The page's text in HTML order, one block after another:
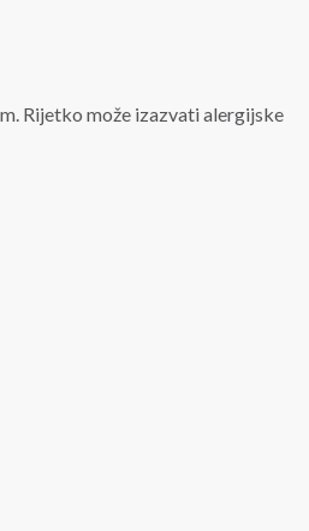
Rijetko može izazvati alergijske